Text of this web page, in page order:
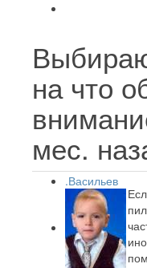
на что
мес.
.Васильев